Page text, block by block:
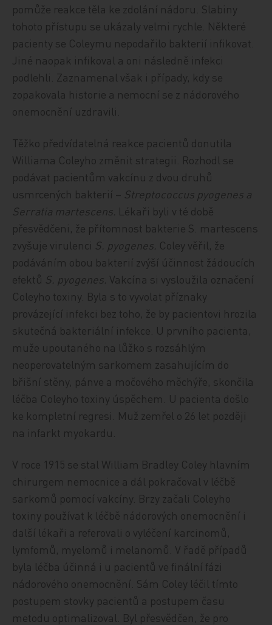
pomůže reakce těla ke zdolání nádoru. Slabiny
tohoto přístupu se ukázaly velmi rychle. Některé
pacienty se Coleymu nepodařilo bakterií infikovat.
Jiné naopak infikoval a oni následně infekci
podlehli. Zaznamenal však i případy, kdy se
zopakovala historie a nemocní se z nádorového
onemocnění uzdravili.
Těžko předvídatelná reakce pacientů donutila
Williama Coleyho změnit strategii. Rozhodl se
podávat pacientům vakcínu z dvou druhů
usmrcených bakterií – Streptococcus pyogenes a
Serratia martescens. Lékaři byli v té době
přesvědčeni, že přítomnost bakterie S. martescens
zvyšuje virulenci S. pyogenes. Coley věřil, že
podáváním obou bakterií zvýší účinnost žádoucích
efektů S. pyogenes. Vakcína si vysloužila označení
Coleyho toxiny. Byla s to vyvolat příznaky
provázející infekci bez toho, že by pacientovi hrozila
skutečná bakteriální infekce. U prvního pacienta,
muže upoutaného na lůžko s rozsáhlým
neoperovatelným sarkomem zasahujícím do
břišní stěny, pánve a močového měchýře, skončila
léčba Coleyho toxiny úspěchem. U pacienta došlo
ke kompletní regresi. Muž zemřel o 26 let později
na infarkt myokardu.
V roce 1915 se stal William Bradley Coley hlavním
chirurgem nemocnice a dál pokračoval v léčbě
sarkomů pomocí vakcíny. Brzy začali Coleyho
toxiny používat k léčbě nádorových onemocnění i
další lékaři a referovali o vyléčení karcinomů,
lymfomů, myelomů i melanomů. V řadě případů
byla léčba účinná i u pacientů ve finální fázi
nádorového onemocnění. Sám Coley léčil tímto
postupem stovky pacientů a postupem času
metodu optimalizoval. Byl přesvědčen, že pro